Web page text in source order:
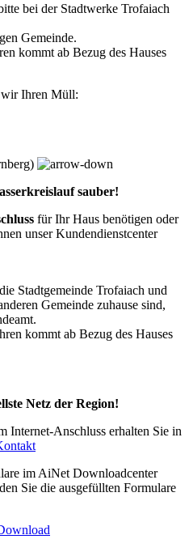
bei der Stadtwerke Trofaiach
Gemeinde.
kommt ab Bezug des Hauses
wir Ihren Müll:
sauber!
für Ihr Haus benötigen oder
unser Kundendienstcenter
Stadtgemeinde Trofaiach und
Gemeinde zuhause sind,
kommt ab Bezug des Hauses
Netz der Region!
Internet-Anschluss erhalten Sie in
im AiNet Downloadcenter
Sie die ausgefüllten Formulare